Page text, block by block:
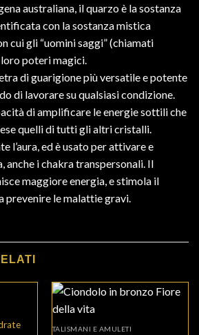
australiana, il quarzo è la sostanza
con la sostanza mistica
cui gli “uomini saggi” (chiamati
poteri magici.
di guarigione più versatile e potente
di lavorare su qualsiasi condizione.
di amplificare le energie sottili che
quelli di tutti gli altri cristalli.
l’aura, ed è usato per attivare e
anche i chakra transpersonali. Il
maggiore energia, e stimola il
prevenire le malattie gravi.
TALISMANI E AMULETI